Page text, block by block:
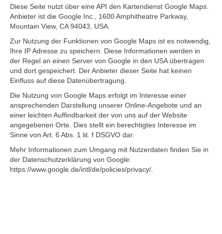
Diese Seite nutzt über eine API den Kartendienst Google Maps.
Anbieter ist die Google Inc., 1600 Amphitheatre Parkway,
Mountain View, CA 94043, USA.
Zur Nutzung der Funktionen von Google Maps ist es notwendig,
Ihre IP Adresse zu speichern. Diese Informationen werden in
der Regel an einen Server von Google in den USA übertragen
und dort gespeichert. Der Anbieter dieser Seite hat keinen
Einfluss auf diese Datenübertragung.
Die Nutzung von Google Maps erfolgt im Interesse einer
ansprechenden Darstellung unserer Online-Angebote und an
einer leichten Auffindbarkeit der von uns auf der Website
angegebenen Orte. Dies stellt ein berechtigtes Interesse im
Sinne von Art. 6 Abs. 1 lit. f DSGVO dar.
Mehr Informationen zum Umgang mit Nutzerdaten finden Sie in
der Datenschutzerklärung von Google:
https://www.google.de/intl/de/policies/privacy/.